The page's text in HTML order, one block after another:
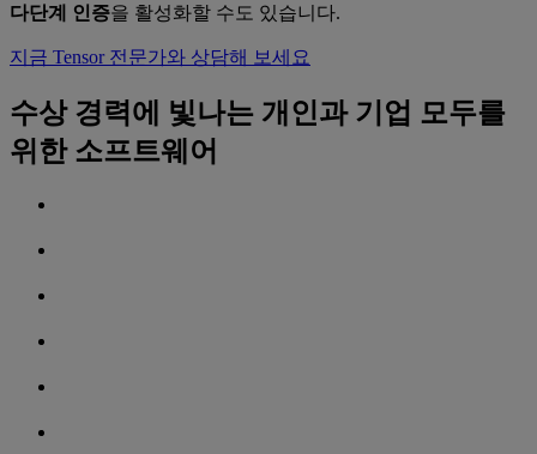
다단계 인증을 활성화할 수도 있습니다.
지금 Tensor 전문가와 상담해 보세요
수상 경력에 빛나는 개인과 기업 모두를
위한 소프트웨어